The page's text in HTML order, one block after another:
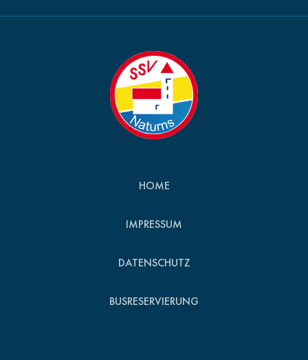
HOME
IMPRESSUM
DATENSCHUTZ
BUSRESERVIERUNG